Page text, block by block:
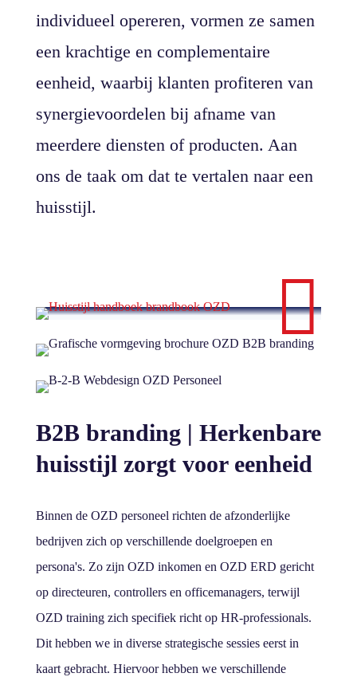
individueel opereren, vormen ze samen
een krachtige en complementaire
eenheid, waarbij klanten profiteren van
synergievoordelen bij afname van
meerdere diensten of producten. Aan
ons de taak om dat te vertalen naar een
huisstijl.

B2B branding | Herkenbare
huisstijl zorgt voor eenheid
Binnen de OZD personeel richten de afzonderlijke
bedrijven zich op verschillende doelgroepen en
persona's. Zo zijn OZD inkomen en OZD ERD gericht
op directeuren, controllers en officemanagers, terwijl
OZD training zich specifiek richt op HR-professionals.
Dit hebben we in diverse strategische sessies eerst in
kaart gebracht. Hiervoor hebben we verschillende